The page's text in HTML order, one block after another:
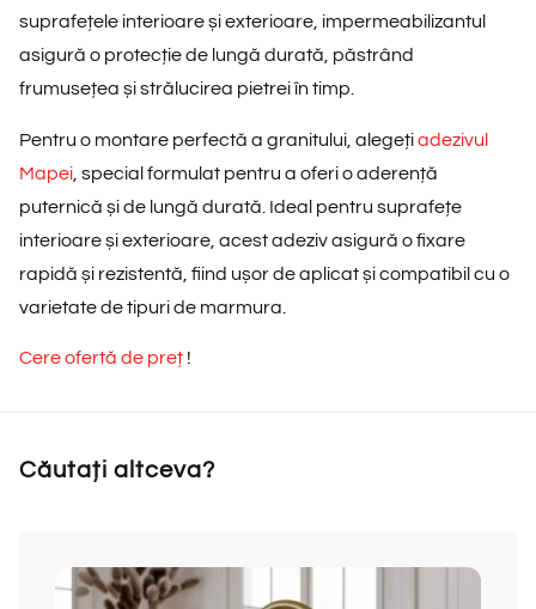
suprafețele interioare și exterioare, impermeabilizantul
asigură o protecție de lungă durată, păstrând
frumusețea și strălucirea pietrei în timp.
Pentru o montare perfectă a granitului, alegețiadezivul
Mapei , special formulat pentru a oferi o aderență
puternică și de lungă durată. Ideal pentru suprafețe
interioare și exterioare, acest adeziv asigură o fixare
rapidă și rezistentă, fiind ușor de aplicat și compatibil cu o
varietate de tipuri de marmura.
Cere ofertă de preț !
Căutați altceva?